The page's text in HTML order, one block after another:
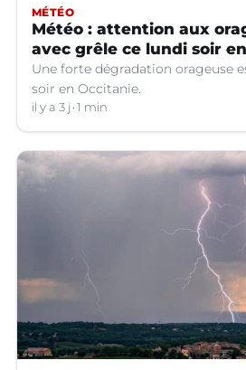
MÉTÉO
Météo : attention aux
avec grêle ce lundi soir
Une forte dégradation orageuse
soir en Occitanie.
il y a 3 j 1 min